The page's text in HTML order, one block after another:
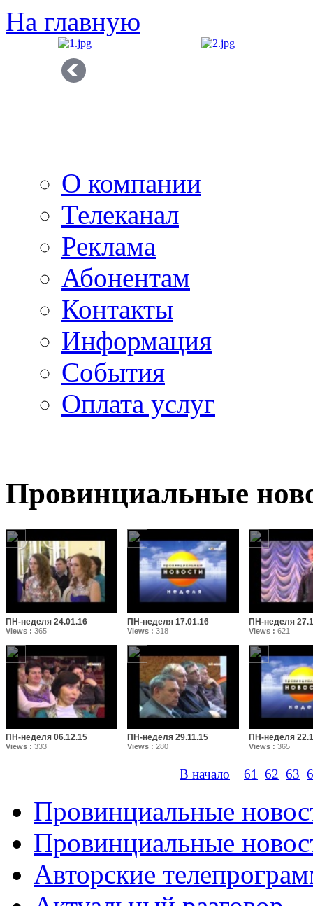
На главную
О компании
Телеканал
Реклама
Абонентам
Контакты
Информация
Cобытия
Оплата услуг
Провинциальные
ПН-неделя 24.01.16
Views : 365
ПН-неделя 17.01.16
Views : 318
ПН-неделя
Views : 621
ПН-неделя 06.12.15
Views : 333
ПН-неделя 29.11.15
Views : 280
ПН-неделя
Views : 365
В начало 61 62 63
Провинциальные
Провинциальные
Авторские